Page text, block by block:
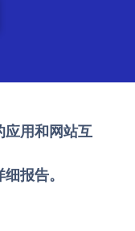
应用和网站互
报告。